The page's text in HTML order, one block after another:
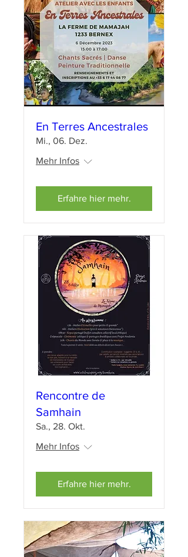
En Terres Ancestrales
Mi., 06. Dez.
Mehr Infos
Erfahre hier mehr.
Rencontre de
Samhain
Sa., 28. Okt.
Mehr Infos
Erfahre hier mehr.